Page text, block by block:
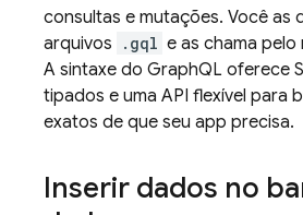
consultas e mutações. Você as
arquivos
.gql e as chama pelo
A sintaxe do GraphQL oferece
tipados e uma API flexível para
exatos de que seu app precisa.
Inserir dados no